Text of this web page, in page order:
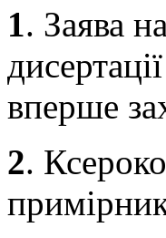
1. Заява
вперше
2.